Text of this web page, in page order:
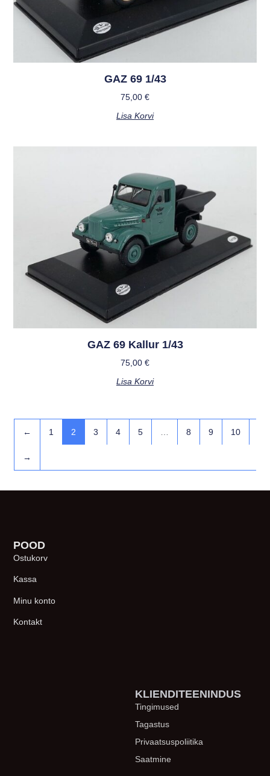
GAZ 69 1/43
75,00 €
Lisa Korvi
GAZ 69 Kallur 1/43
75,00 €
Lisa Korvi
← 1 2 3 4 5 … 8 9 10
→
KLIENDITEENINDUS
Tingimused
Tagastus
Privaatsuspoliitika
Saatmine
POOD
Ostukorv
Kassa
Minu konto
Kontakt